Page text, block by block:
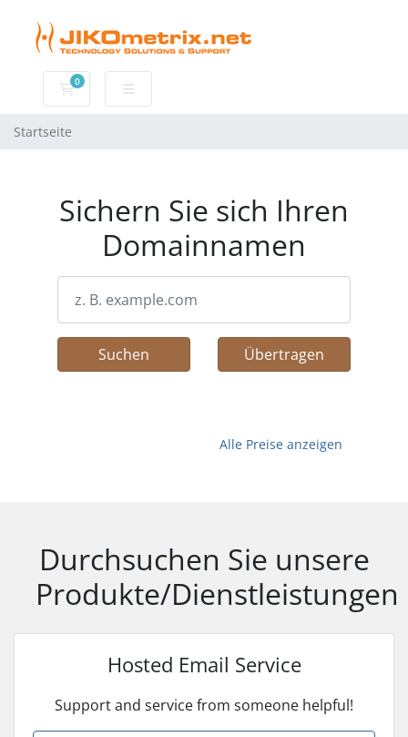
0
Mein Warenkorb
Startseite
Sichern Sie sich Ihren
Domainnamen
Suchen Übertragen
Alle Preise anzeigen
Durchsuchen Sie unsere
Produkte/Dienstleistungen
Hosted Email Service
Support and service from someone helpful!